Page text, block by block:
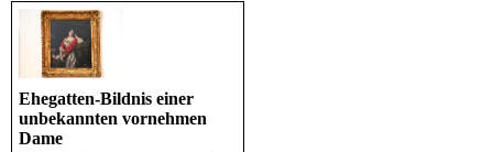
Ehegatten-Bildnis einer
unbekannten vornehmen
Dame